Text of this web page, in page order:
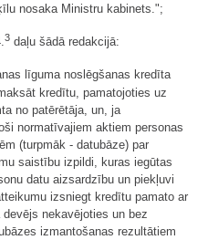
nosaka Ministru kabinets.";
3 daļu šādā redakcijā:
līguma noslēgšanas kredīta
kredītu, pamatojoties uz
no patērētāja, un, ja
normatīvajiem aktiem personas
(turpmāk - datubāze) par
saistību izpildi, kuras iegūtas
datu aizsardzību un piekļuvi
izsniegt kredītu pamato ar
nekavējoties un bez
izmantošanas rezultātiem